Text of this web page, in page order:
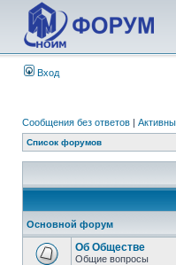
Вход
Сообщения без ответов |
Список форумов
Основной форум
Об Обществе
Общие вопросы